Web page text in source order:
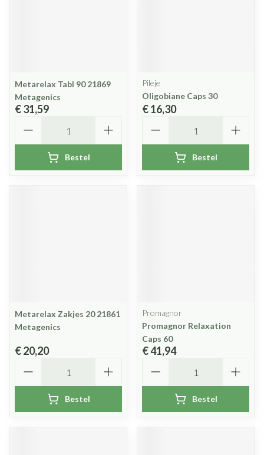
Metarelax Tabl 90 21869
Metagenics
€ 31,59
Bestel
Pileje
Oligobiane Caps 30
€ 16,30
Bestel
Metarelax Zakjes 20 21861
Metagenics
€ 20,20
Bestel
Promagnor
Promagnor Relaxation
Caps 60
€ 41,94
Bestel